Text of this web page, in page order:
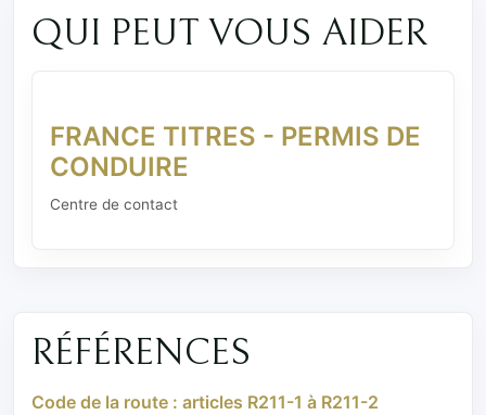
QUI PEUT VOUS AIDER
FRANCE TITRES - PERMIS DE
CONDUIRE
Centre de contact
RÉFÉRENCES
Code de la route : articles R211-1 à R211-2